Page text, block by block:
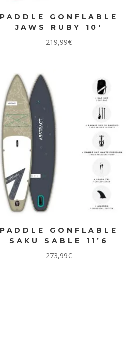
PADDLE GONFLABLE
JAWS RUBY 10′
219,99€
PADDLE GONFLABLE
SAKU SABLE 11’6
273,99€